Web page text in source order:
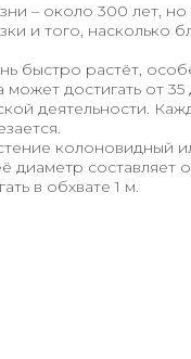
– около 300 лет, но
и того, насколько
быстро растёт,
может достигать от
деятельности.
колоновидный
диаметр составляет
в обхвате 1 м.